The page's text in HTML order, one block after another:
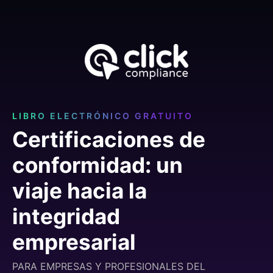
LIBRO ELECTRÓNICO GRATUITO
Certificaciones de
conformidad: un
viaje hacia la
integridad
empresarial
PARA EMPRESAS Y PROFESIONALES DEL